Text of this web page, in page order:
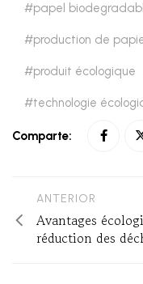
papel
production de
produit écologique
technologie
Comparte:
ANTERIOR
Avantages
réduction des